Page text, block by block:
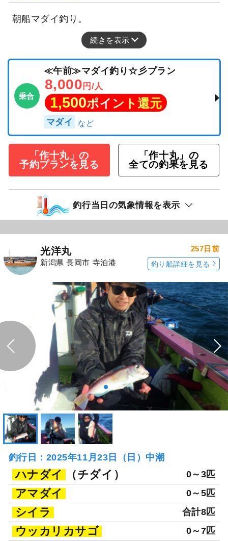
朝船マダイ釣り。
続きを表示
乗合
≪午前≫マダイ釣り☆彡プラン
8,000 円/人
1,500ポイント還元
マダイ
「作十丸」の
予約プランを見る
「作十丸」の
全ての釣果を見る
釣行当日の気象情報を表示
光洋丸
新潟県 長岡市 寺泊港
257日前
釣り船詳細を見る
釣行日：2025年11月23日（日）中潮
ハナダイ （チダイ） 0～3匹
アマダイ 0～5匹
シイラ 合計8匹
ウッカリカサゴ 0～7匹